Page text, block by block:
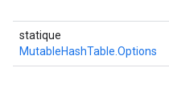
statique
MutableHashTable.Options